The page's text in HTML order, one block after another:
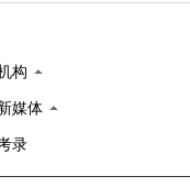
构
媒体
录